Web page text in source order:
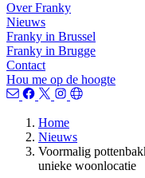
Over Franky
Nieuws
Franky in Brussel
Franky in Brugge
Contact
Hou me op de hoogte
Home
Nieuws
Voormalig
unieke woonlocatie